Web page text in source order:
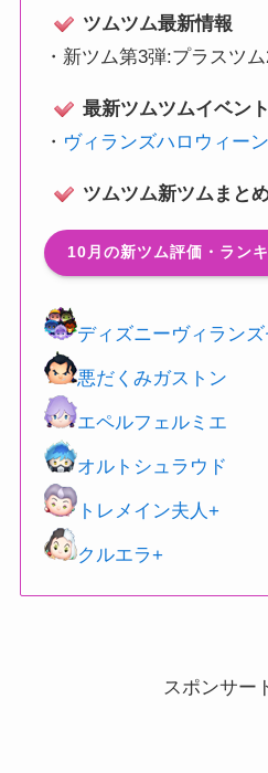
ツムツム最新情報
・ 新ツム第3弾:プラスツ
最新ツムツムイベン
・ ヴィランズハロウィー
ツムツム新ツムまと
10月の新ツム評価・ラン
ディズニーヴィランズ
悪だくみガストン
エペルフェルミエ
オルトシュラウド
トレメイン夫人+
クルエラ+
スポンサー